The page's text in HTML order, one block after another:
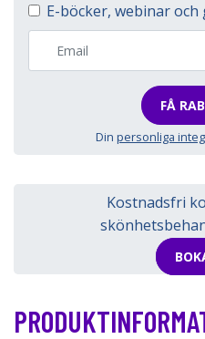
E-böcker, webinar
FÅ
Din personliga
Kostnadsfri